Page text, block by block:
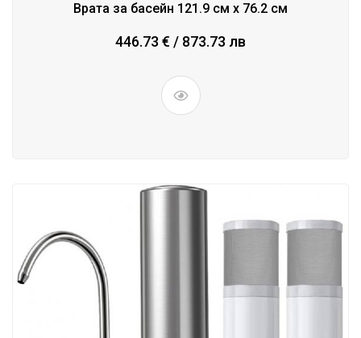
Врата за басейн 121.9 см x 76.2 см
446.73 € / 873.73 лв